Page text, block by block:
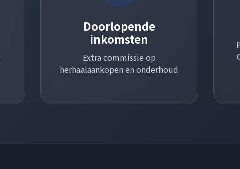
Doorlopende
inkomsten
Extra commissie op
herhaalaankopen en onderhoud